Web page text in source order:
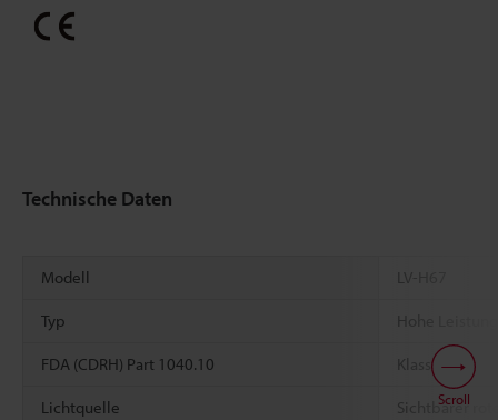
Technische Daten
Modell LV-H67
Typ Hohe Leistung
FDA (CDRH) Part 1040.10 Klasse II
Lichtquelle Sichtbarer
Scroll